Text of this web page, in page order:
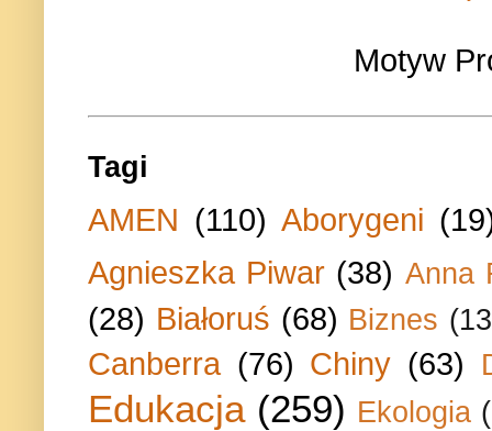
Motyw
Tagi
AMEN (110) Aborygeni
Agnieszka Piwar (38) Anna
(28) Białoruś (68) Biznes
Canberra (76) Chiny (63)
Edukacja (259) Ekologia